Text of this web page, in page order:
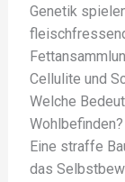
Genetik
Cellulite und
Welche
Wohlbefinden?
Eine straffe
das